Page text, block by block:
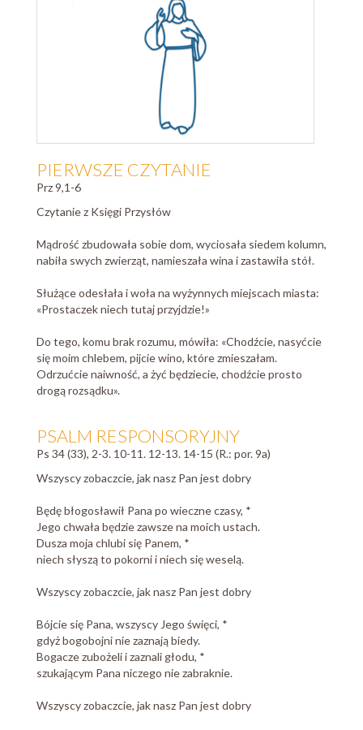
PIERWSZE CZYTANIE
Prz 9,1-6
Czytanie z Księgi Przysłów
Mądrość zbudowała sobie dom, wyciosała siedem kolumn,
nabiła swych zwierząt, namieszała wina i zastawiła stół.
Służące odesłała i woła na wyżynnych miejscach miasta:
«Prostaczek niech tutaj przyjdzie!»
Do tego, komu brak rozumu, mówiła: «Chodźcie, nasyćcie
się moim chlebem, pijcie wino, które zmieszałam.
Odrzućcie naiwność, a żyć będziecie, chodźcie prosto
drogą rozsądku».
PSALM RESPONSORYJNY
Ps 34 (33), 2-3. 10-11. 12-13. 14-15 (R.: por. 9a)
Wszyscy zobaczcie, jak nasz Pan jest dobry
Będę błogosławił Pana po wieczne czasy, *
Jego chwała będzie zawsze na moich ustach.
Dusza moja chlubi się Panem, *
niech słyszą to pokorni i niech się weselą.
Wszyscy zobaczcie, jak nasz Pan jest dobry
Bójcie się Pana, wszyscy Jego święci, *
gdyż bogobojni nie zaznają biedy.
Bogacze zubożeli i zaznali głodu, *
szukającym Pana niczego nie zabraknie.
Wszyscy zobaczcie, jak nasz Pan jest dobry